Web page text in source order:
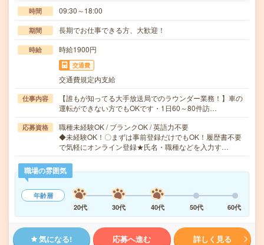
時間 09:30～18:00
期間 長期でお仕事できる方、大歓迎！
時給 時給1900円
交通費
交通費規定内支給
仕事内容
【誰もが知ってる大手放送局でのラウンダー業務！】車の
運転ができない方でもOKです・1日60～80件訪…
応募資格
職種未経験OK / ブランクOK / 英語力不要
◆未経験OK！〇まずは事前登録だけでもOK！履歴書不要
で気軽にオンライン登録★氏名・職種などを入力す…
職場の雰囲気
年齢層
20代
30代 40代 50代 60代
気になる! 応募へ進む 詳しく見る